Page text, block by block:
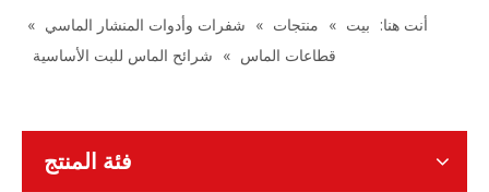
أنت هنا: بيت » منتجات » شفرات وأدوات المنشار الماسي »
قطاعات الماس » شرائح الماس للبت الأساسية
فئة المنتج